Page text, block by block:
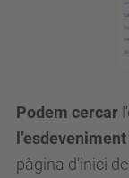
Podem cercar
l’esdeveniment
pàgina d’inici